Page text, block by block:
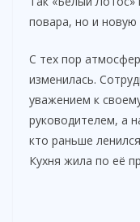
повара, но и новую
С тех пор
изменилась.
уважением к
руководителем, а
кто раньше
Кухня жила по её